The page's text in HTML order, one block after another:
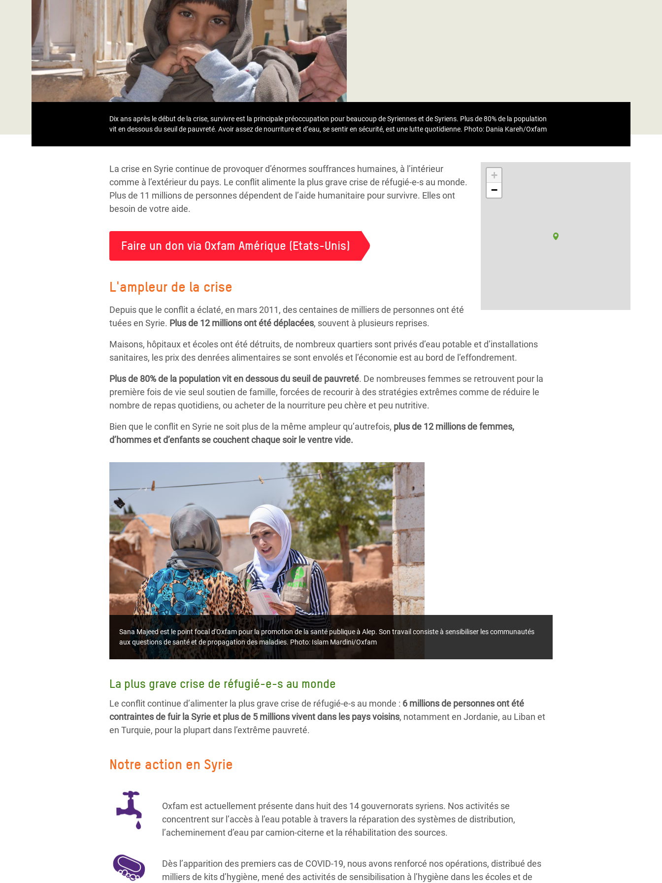
Conflits et Catastrophes
Inégalités Extrêmes et
Services Essentiels
Inequality and Rights in a
Digital Age
Gender, Rights, and Justice
Crise Climatique et
Alimentaire en Afrique de
l’Est
Crise au Yémen
Crise des Réfugiés Rohingyas
au Bangladesh
Soudan du Sud
Crise en Syrie
#MonClimatMonAvenir
Mettons Fin à la Souffrance qui se Cache
Derrière notre Alimentation
Les Violences Faites aux Femmes et aux
Filles, Ça Suffit !
Dix ans après le début de la crise, survivre est la principale préoccupation pour beaucoup de Syriennes et de Syriens. Plus de 80% de la population
vit en dessous du seuil de pauvreté. Avoir assez de nourriture et d’eau, se sentir en sécurité, est une lutte quotidienne. Photo: Dania Kareh/Oxfam
+
−
La crise en Syrie continue de provoquer d’énormes souffrances humaines, à l’intérieur
comme à l’extérieur du pays. Le conflit alimente la plus grave crise de réfugié-e-s au monde.
Plus de 11 millions de personnes dépendent de l’aide humanitaire pour survivre. Elles ont
besoin de votre aide.
Faire un don via Oxfam Amérique (Etats-Unis)
L'ampleur de la crise
Depuis que le conflit a éclaté, en mars 2011, des centaines de milliers de personnes ont été
tuées en Syrie. Plus de 12 millions ont été déplacées, souvent à plusieurs reprises.
Maisons, hôpitaux et écoles ont été détruits, de nombreux quartiers sont privés d’eau potable et d’installations
sanitaires, les prix des denrées alimentaires se sont envolés et l’économie est au bord de l’effondrement.
Plus de 80% de la population vit en dessous du seuil de pauvreté. De nombreuses femmes se retrouvent pour la
première fois de vie seul soutien de famille, forcées de recourir à des stratégies extrêmes comme de réduire le
nombre de repas quotidiens, ou acheter de la nourriture peu chère et peu nutritive.
Bien que le conflit en Syrie ne soit plus de la même ampleur qu’autrefois, plus de 12 millions de femmes,
d’hommes et d’enfants se couchent chaque soir le ventre vide.
Sana Majeed est le point focal d'Oxfam pour la promotion de la santé publique à Alep. Son travail consiste à sensibiliser les communautés
aux questions de santé et de propagation des maladies. Photo: Islam Mardini/Oxfam
La plus grave crise de réfugié-e-s au monde
Le conflit continue d’alimenter la plus grave crise de réfugié-e-s au monde : 6 millions de personnes ont été
contraintes de fuir la Syrie et plus de 5 millions vivent dans les pays voisins, notamment en Jordanie, au Liban et
en Turquie, pour la plupart dans l’extrême pauvreté.
Notre action en Syrie
Oxfam est actuellement présente dans huit des 14 gouvernorats syriens. Nos activités se
concentrent sur l’accès à l’eau potable à travers la réparation des systèmes de distribution,
l’acheminement d’eau par camion-citerne et la réhabilitation des sources.
Dès l’apparition des premiers cas de COVID-19, nous avons renforcé nos opérations, distribué des
milliers de kits d’hygiène, mené des activités de sensibilisation à l’hygiène dans les écoles et de